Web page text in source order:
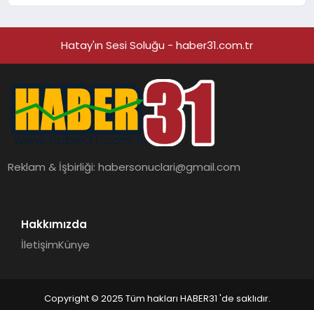
Hatay'ın Sesi Soluğu - haber31.com.tr
Reklam & İşbirliği:habersonuclari@gmail.com
Hakkımızda
İletişimKünye
Copyright © 2025 Tüm hakları HABER31 'de saklıdır.